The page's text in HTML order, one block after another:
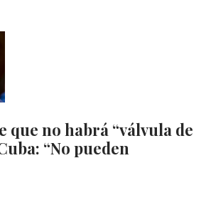
que no habrá “válvula de
“No pueden